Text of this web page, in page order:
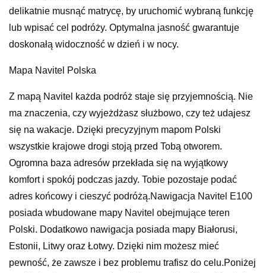
delikatnie musnąć matrycę, by uruchomić wybraną funkcję
lub wpisać cel podróży. Optymalna jasność gwarantuje
doskonałą widoczność w dzień i w nocy.
Mapa Navitel Polska
Z mapą Navitel każda podróż staje się przyjemnością. Nie
ma znaczenia, czy wyjeżdżasz służbowo, czy też udajesz
się na wakacje. Dzięki precyzyjnym mapom Polski
wszystkie krajowe drogi stoją przed Tobą otworem.
Ogromna baza adresów przekłada się na wyjątkowy
komfort i spokój podczas jazdy. Tobie pozostaje podać
adres końcowy i cieszyć podróżą.Nawigacja Navitel E100
posiada wbudowane mapy Navitel obejmujące teren
Polski. Dodatkowo nawigacja posiada mapy Białorusi,
Estonii, Litwy oraz Łotwy. Dzięki nim możesz mieć
pewność, że zawsze i bez problemu trafisz do celu.Poniżej